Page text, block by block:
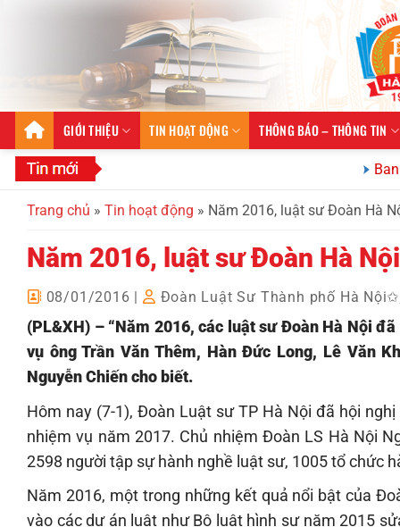
GIỚI THIỆU TIN HOẠT ĐỘNG THÔNG BÁO – THÔNG TIN
Ban Quan
Trang chủ » Tin hoạt động » Năm 2016, luật sư Đoàn Hà
Năm 2016, luật sư Đoàn Hà
08/01/2016 Đoàn Luật Sư Thành phố Hà
(PL&XH) – “Năm 2016, các luật sư Đoàn Hà Nội
vụ ông Trần Văn Thêm, Hàn Đức Long, Lê Văn
Nguyễn Chiến cho biết.
Hôm nay (7-1), Đoàn Luật sư TP Hà Nội đã hội
nhiệm vụ năm 2017. Chủ nhiệm Đoàn LS Hà Nội
2598 người tập sự hành nghề luật sư, 1005 tổ chức
Năm 2016, một trong những kết quả nổi bật của
vào các dự án luật như Bộ luật hình sự năm 2015